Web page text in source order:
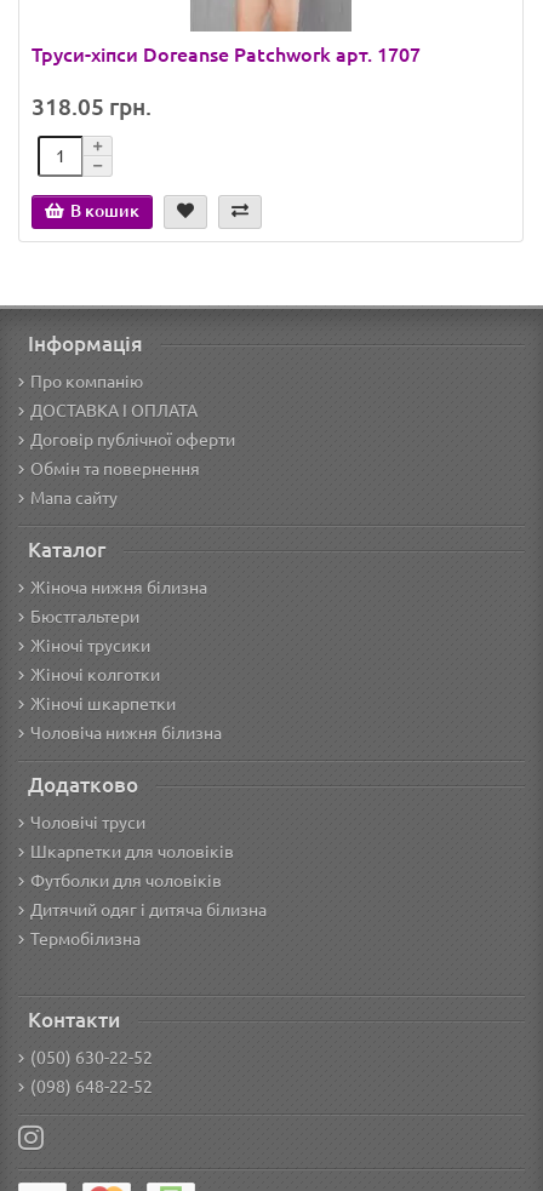
Труси-хіпси Doreanse Patchwork арт. 1707
318.05 грн.
В кошик
Інформація
Про компанію
ДОСТАВКА І ОПЛАТА
Договір публічної оферти
Обмін та повернення
Мапа сайту
Каталог
Жіноча нижня білизна
Бюстгальтери
Жіночі трусики
Жіночі колготки
Жіночі шкарпетки
Чоловіча нижня білизна
Додатково
Чоловічі труси
Шкарпетки для чоловіків
Футболки для чоловіків
Дитячий одяг і дитяча білизна
Термобілизна
Контакти
(050) 630-22-52
(098) 648-22-52